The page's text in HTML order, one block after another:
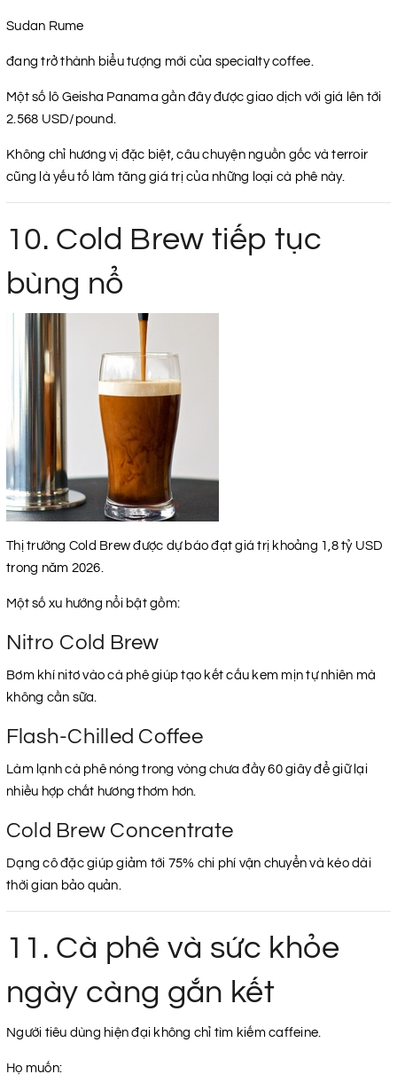
Sudan Rume
đang trở thành biểu tượng mới của specialty coffee.
Một số lô Geisha Panama gần đây được giao dịch với giá lên tới
2.568 USD/pound.
Không chỉ hương vị đặc biệt, câu chuyện nguồn gốc và terroir
cũng là yếu tố làm tăng giá trị của những loại cà phê này.
10. Cold Brew tiếp tục
bùng nổ
Thị trường Cold Brew được dự báo đạt giá trị khoảng 1,8 tỷ USD
trong năm 2026.
Một số xu hướng nổi bật gồm:
Nitro Cold Brew
Bơm khí nitơ vào cà phê giúp tạo kết cấu kem mịn tự nhiên mà
không cần sữa.
Flash-Chilled Coffee
Làm lạnh cà phê nóng trong vòng chưa đầy 60 giây để giữ lại
nhiều hợp chất hương thơm hơn.
Cold Brew Concentrate
Dạng cô đặc giúp giảm tới 75% chi phí vận chuyển và kéo dài
thời gian bảo quản.
11. Cà phê và sức khỏe
ngày càng gắn kết
Người tiêu dùng hiện đại không chỉ tìm kiếm caffeine.
Họ muốn: